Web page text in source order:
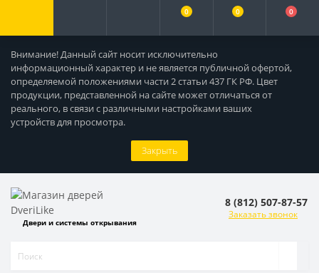
Внимание! Данный сайт носит исключительно
информационный характер и не является публичной офертой,
определяемой положениями части 2 статьи 437 ГК РФ. Цвет
продукции, представленной на сайте может отличаться от
реального, в связи с различными настройками ваших
устройств для просмотра.
Закрыть
0 0 0
Двери и системы открывания
8 (812) 507-87-57
Заказать звонок